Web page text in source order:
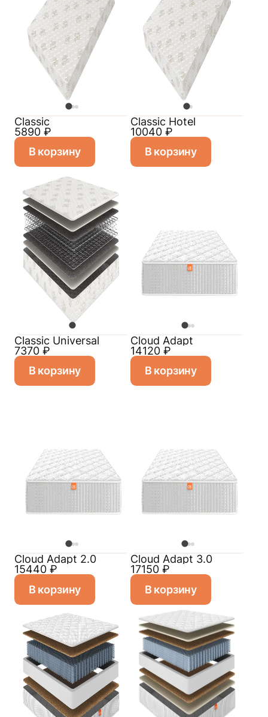
Classic
5890 ₽
В корзину
Classic Hotel
10040 ₽
В корзину
Classiс Universal
7370 ₽
В корзину
Cloud Adapt
14120 ₽
В корзину
Cloud Adapt 2.0
15440 ₽
В корзину
Cloud Adapt 3.0
17150 ₽
В корзину